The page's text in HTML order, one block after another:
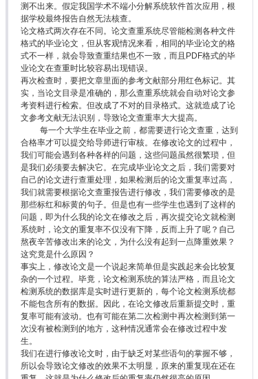
测不出来。假定我国学术不端小分解系统软件首次应用，根
据学校最终报告自然无法核查。
论文格式两次存在不同。论文查重系统尽管能检测各种文件
格式的毕业论文，但从客观情况来看，相同的毕业论文的格
式不一样，就会导致查重结果也不一致，而且PDF格式的毕
业论文在查重时比较容易出现错误。
再次检查时，要把文章里面的参考文献部分用红色标记。其
实，当论文目录是准确的，那么查重系统就会自动对论文参
考资料进行检索。但改成了不对的目录格式。这就造成了论
文参考文献无法识别，导致论文查重率大大提高。
每一个大学生在毕业之前，都需要进行论文查重，达到
合格率才可以提交给导师进行审核。在修改论文的过程中，
我们可能会遇到各种各样的问题，这些问题虽然很繁琐，但
是我们必须要去解决它。在完成毕业论文之后，我们需要对
自己的论文进行查重处理，如果检测后的论文重复率过高，
我们就需要根据论文查重报告进行修改，我们需要修改的是
那些标红和标黄的句子。但是也有一些学生也遇到了这样的
问题，即为什么我的论文在修改之后，再次提交论文就检测
系统时，论文的重复率不仅没有下降，反而上升了呢？自己
熬夜辛苦修改出来的论文，为什么没有起到一点降重效果？
这究竟是什么原因？
事实上，修改论文是一个说起来简单但是实践起来会比较复
杂的一个过程。毕竟，论文检测系统的算法严格，而且论文
检测系统的数据库是实时进行更新的，每个论文检测系统都
不能包含所有的数据。因此，在论文修改后重新提交时，重
复率可能有波动。也有可能在第二次检测中再次检测到第一
次没有被检测到的地方，这种情况通常会在修改过程中发
生。
我们在进行修改论文时，由于缺乏对某些语句的掌握不够，
所以会导致论文修改的效果不太明显，原来的重复现在还在